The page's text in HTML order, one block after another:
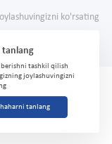
ko'rsating
tanlang
berishni tashkil qilish
joylashuvingizni
tanlang